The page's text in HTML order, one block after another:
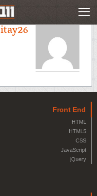
itay26
Front End
HTML
HTML5
CSS
JavaScript
jQuery